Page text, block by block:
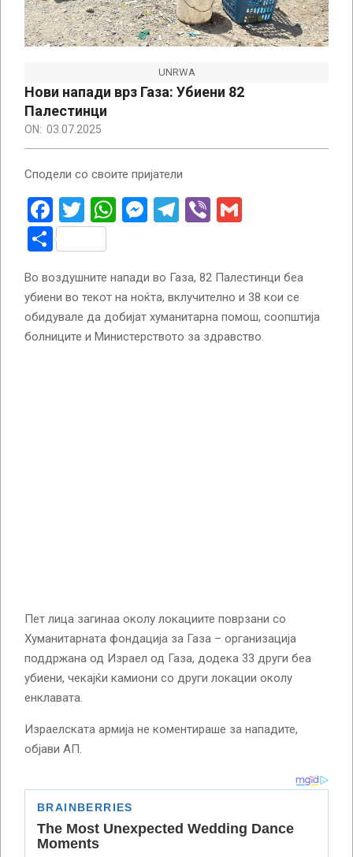
UNRWA
Нови напади врз Газа: Убиени 82
Палестинци
ON: 03.07.2025
Сподели со своите пријатели
Facebook
Twitter
WhatsApp
Messenger
Telegram
Viber
Share
Во воздушните напади во Газа, 82 Палестинци беа
убиени во текот на ноќта, вклучително и 38 кои се
обидувале да добијат хуманитарна помош, соопштија
болниците и Министерството за здравство.
Пет лица загинаа околу локациите поврзани со
Хуманитарната фондација за Газа – организација
поддржана од Израел од Газа, додека 33 други беа
убиени, чекајќи камиони со други локации околу
енклавата.
Израелската армија не коментираше за нападите,
објави АП.